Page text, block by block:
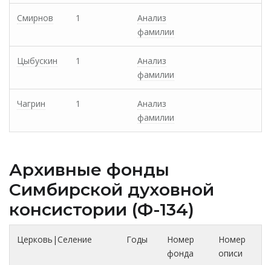
Смирнов 1
Анализ
фамилии
Цыбускин 1
Анализ
фамилии
Чагрин 1
Анализ
фамилии
Архивные фонды
Cимбирской духовной
консистории (Ф-134)
Церковь|Селение Годы
Номер
фонда
Номер
описи